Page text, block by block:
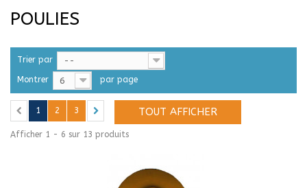
POULIES
Trier par --
Montrer 6 par page
TOUT AFFICHER
1 2 3
Afficher 1 - 6 sur 13 produits